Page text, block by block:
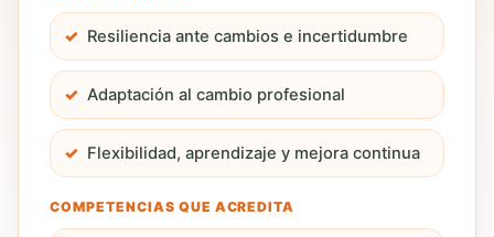
Resiliencia ante cambios e incertidumbre
Adaptación al cambio profesional
Flexibilidad, aprendizaje y mejora continua
COMPETENCIAS QUE ACREDITA